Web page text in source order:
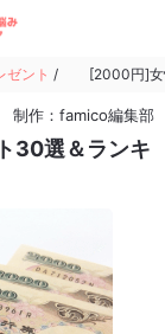
ゼント / [2000円]女
制作：famico編集部
30選＆ランキ